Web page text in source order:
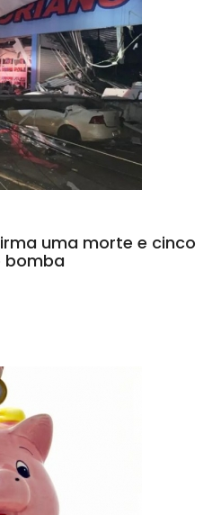
uma morte e cinco
bomba